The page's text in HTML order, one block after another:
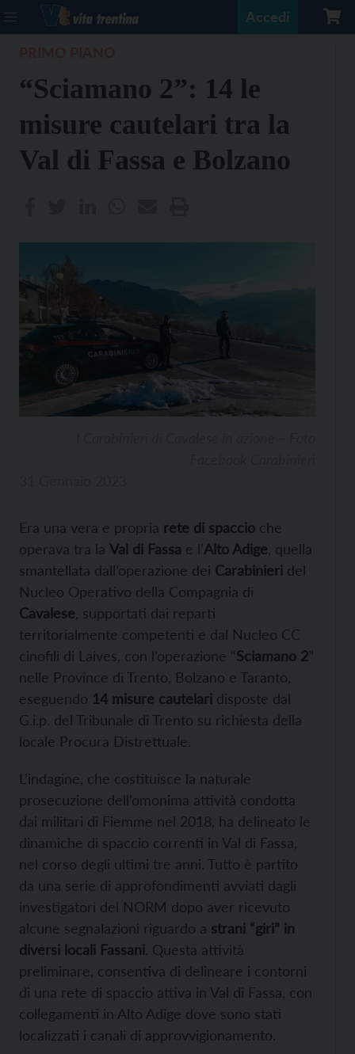
Accedi
“Sciamano 2”: 14 le
misure cautelari tra la
Val di Fassa e Bolzano
Era una vera e propria rete di spaccio che
operava tra la Val di Fassa e l’Alto Adige , quella
smantellata dall’operazione dei Carabinieri del
Nucleo Operativo della Compagnia di
Cavalese , supportati dai reparti
territorialmente competenti e dal Nucleo CC
cinofili di Laives, con l’operazione “Sciamano 2”
nelle Province di Trento, Bolzano e Taranto,
eseguendo 14 misure cautelari disposte dal
G.i.p. del Tribunale di Trento su richiesta della
locale Procura Distrettuale.
L’indagine, che costituisce la naturale
prosecuzione dell’omonima attività condotta
dai militari di Fiemme nel 2018, ha delineato le
dinamiche di spaccio correnti in Val di Fassa,
nel corso degli ultimi tre anni. Tutto è partito
da una serie di approfondimenti avviati dagli
investigatori del NORM dopo aver ricevuto
alcune segnalazioni riguardo a strani “giri” in
diversi locali Fassani. Questa attività
preliminare, consentiva di delineare i contorni
di una rete di spaccio attiva in Val di Fassa, con
collegamenti in Alto Adige dove sono stati
localizzati i canali di approvvigionamento.